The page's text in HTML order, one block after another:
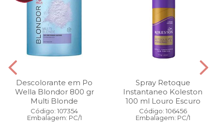
Descolorante em Po
Wella Blondor 800 gr
Multi Blonde
Código: 107354
Embalagem: PC/1
Spray Retoque
Instantaneo Koleston
100 ml Louro Escuro
Código: 106456
Embalagem: PC/1